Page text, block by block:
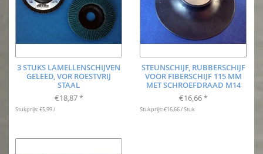
3 STUKS LAMELLENSCHIJVEN
GELEED, VOR ROESTVRIJ
STAAL
€18,87 *
Stukprijs: €5,99 /
STEUNSCHIJF, RUBBERSCHIJF
VOOR FIBERSCHIJF 115 MM
MET SCHROEFDRAAD M14
€16,66 *
Stukprijs: €16,66 / Stuk